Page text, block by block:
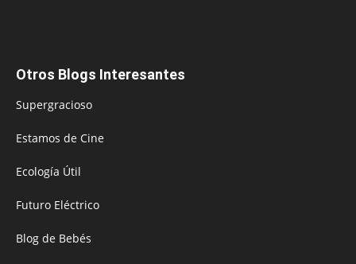
Otros Blogs Interesantes
Supergracioso
Estamos de Cine
Ecología Útil
Futuro Eléctrico
Blog de Bebés